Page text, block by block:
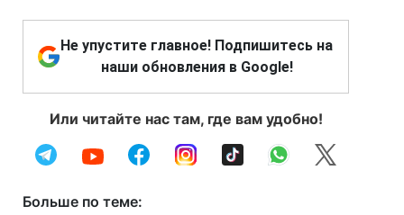
Не упустите главное! Подпишитесь на
наши обновления в Google!
Или читайте нас там, где вам удобно!
Больше по теме: